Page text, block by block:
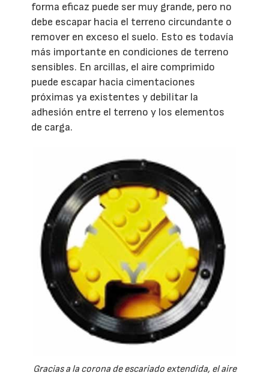
forma eficaz puede ser muy grande, pero no
debe escapar hacia el terreno circundante o
remover en exceso el suelo. Esto es todavía
más importante en condiciones de terreno
sensibles. En arcillas, el aire comprimido
puede escapar hacia cimentaciones
próximas ya existentes y debilitar la
adhesión entre el terreno y los elementos
de carga.
Gracias a la corona de escariado extendida, el aire